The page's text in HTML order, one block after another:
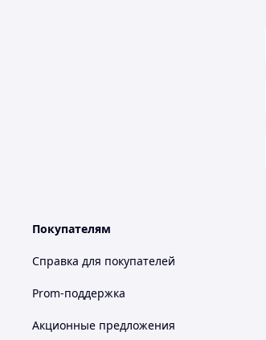
Покупателям
Справка для покупателей
Prom-поддержка
Акционные предложения